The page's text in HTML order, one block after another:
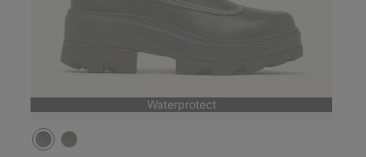
Waterprotect